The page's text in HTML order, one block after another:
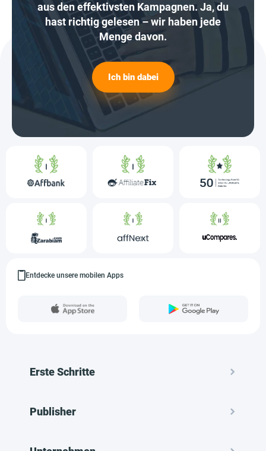
aus den effektivsten Kampagnen. Ja, du
hast richtig gelesen – wir haben jede
Menge davon.
Ich bin dabei
Entdecke unsere mobilen Apps
Erste Schritte
Publisher